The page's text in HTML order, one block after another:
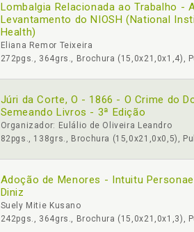
Lombalgia Relacionada ao Trabalho -
Levantamento do NIOSH (National
Health)
Eliana Remor Teixeira
272pgs., 364grs., Brochura (15,0x21,0x1,4),
Júri da Corte, O - 1866 - O Crime do
Semeando Livros - 3ª Edição
Organizador: Eulálio de Oliveira Leandro
82pgs., 138grs., Brochura (15,0x21,0x0,5),
Adoção de Menores - Intuitu
Diniz
Suely Mitie Kusano
242pgs., 364grs., Brochura (15,0x21,0x1,3),